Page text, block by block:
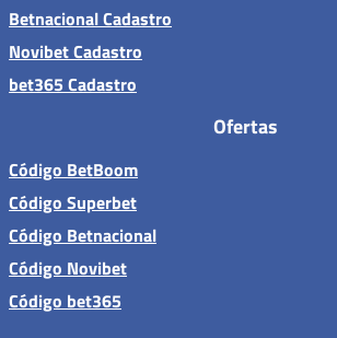
Betnacional Cadastro
Novibet Cadastro
bet365 Cadastro
Ofertas
Código BetBoom
Código Superbet
Código Betnacional
Código Novibet
Código bet365